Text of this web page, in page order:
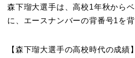
森下瑠大選手は、高校1年秋から
に、エースナンバーの背番号1を背
【森下瑠大選手の高校時代の成績】